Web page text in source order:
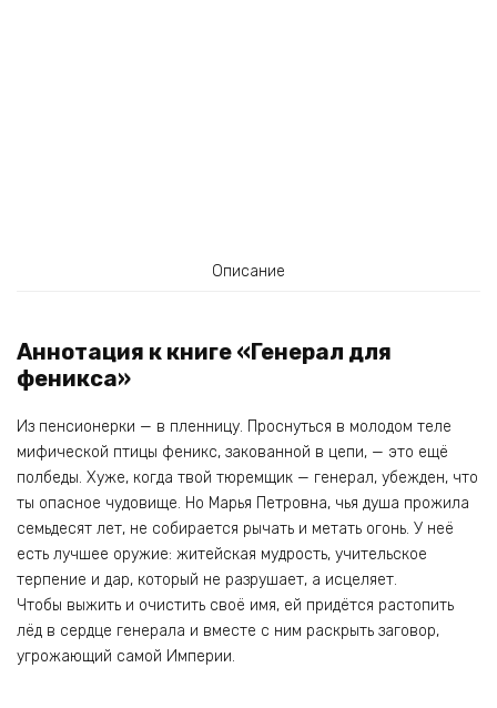
Описание
Аннотация к книге «Генерал для
феникса»
Из пенсионерки — в пленницу. Проснуться в молодом теле
мифической птицы феникс, закованной в цепи, — это ещё
полбеды. Хуже, когда твой тюремщик — генерал, убежден, что
ты опасное чудовище. Но Марья Петровна, чья душа прожила
семьдесят лет, не собирается рычать и метать огонь. У неё
есть лучшее оружие: житейская мудрость, учительское
терпение и дар, который не разрушает, а исцеляет.
Чтобы выжить и очистить своё имя, ей придётся растопить
лёд в сердце генерала и вместе с ним раскрыть заговор,
угрожающий самой Империи.